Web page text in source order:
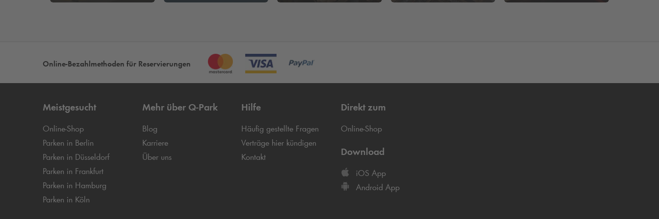
Online-Bezahlmethoden für Reservierungen
Meistgesucht
Online-Shop
Parken in Berlin
Parken in Düsseldorf
Parken in Frankfurt
Parken in Hamburg
Parken in Köln
Mehr über Q-Park
Blog
Karriere
Über uns
Hilfe
Häufig gestellte Fragen
Verträge hier kündigen
Kontakt
Direkt zum
Online-Shop
Download
iOS App
Android App